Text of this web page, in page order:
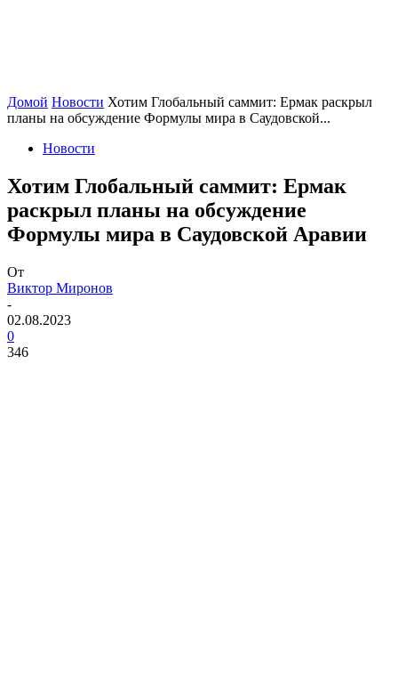
Домой Новости Хотим Глобальный саммит: Ермак раскрыл
планы на обсуждение Формулы мира в Саудовской...
Новости
Хотим Глобальный саммит: Ермак
раскрыл планы на обсуждение
Формулы мира в Саудовской Аравии
От
Виктор Миронов
-
02.08.2023
0
346